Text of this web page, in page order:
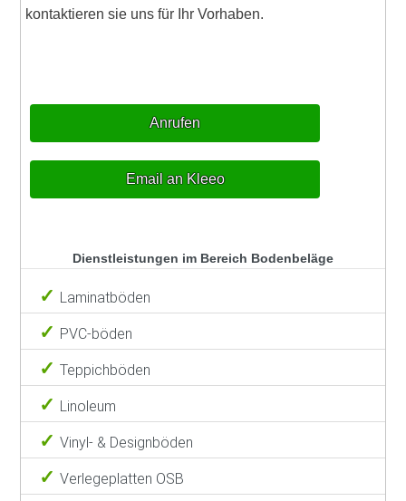
kontaktieren sie uns für Ihr Vorhaben.
Anrufen
Email an Kleeo
Dienstleistungen im Bereich Bodenbeläge
Laminatböden
PVC-böden
Teppichböden
Linoleum
Vinyl- & Designböden
Verlegeplatten OSB